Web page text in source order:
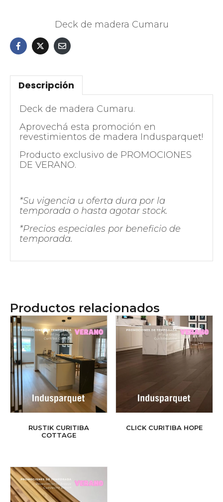
Deck de madera Cumaru
Descripción
Deck de madera Cumaru.
Aprovechá esta promoción en
revestimientos de madera Indusparquet!
Producto exclusivo de PROMOCIONES
DE VERANO.
*Su vigencia u oferta dura por la
temporada o hasta agotar stock.
*Precios especiales por beneficio de
temporada.
Productos relacionados
RUSTIK CURITIBA
COTTAGE
CLICK CURITIBA HOPE